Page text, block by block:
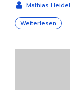
Mathias Heidel
Weiterlesen